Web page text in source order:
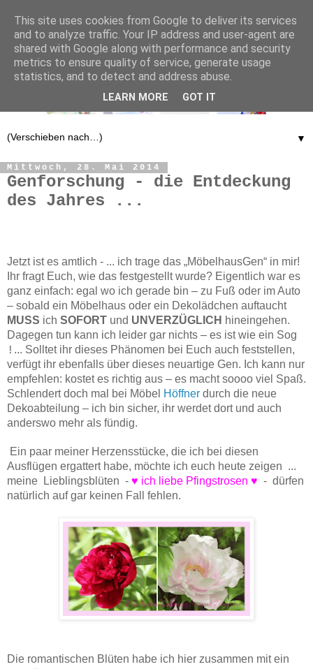
▼
Mittwoch, 28. Mai 2014
Genforschung - die Entdeckung
des Jahres ...
Jetzt ist es amtlich - ... ich trage das „MöbelhausGen“ in mir!
Ihr fragt Euch, wie das festgestellt wurde? Eigentlich war es
ganz einfach: egal wo ich gerade bin – zu Fuß oder im Auto
– sobald ein Möbelhaus oder ein Dekolädchen auftaucht
MUSS ich SOFORT und UNVERZÜGLICH hineingehen.
Dagegen tun kann ich leider gar nichts – es ist wie ein Sog
! ... Solltet ihr dieses Phänomen bei Euch auch feststellen,
verfügt ihr ebenfalls über dieses neuartige Gen. Ich kann nur
empfehlen: kostet es richtig aus – es macht soooo viel Spaß.
Schlendert doch mal bei Möbel Höffner durch die neue
Dekoabteilung – ich bin sicher, ihr werdet dort und auch
anderswo mehr als fündig.
Ein paar meiner Herzensstücke, die ich bei diesen
Ausflügen ergattert habe, möchte ich euch heute zeigen ...
meine
Lieblingsblüten - ♥ ich liebe Pfingstrosen ♥ - dürfen
natürlich auf gar keinen Fall fehlen.
Die romantischen Blüten habe ich hier zusammen mit ein
This site uses cookies from Google to deliver its services
and to analyze traffic. Your IP address and user-agent are
shared with Google along with performance and security
metrics to ensure quality of service, generate usage
statistics, and to detect and address abuse.
LEARN MORE GOT IT